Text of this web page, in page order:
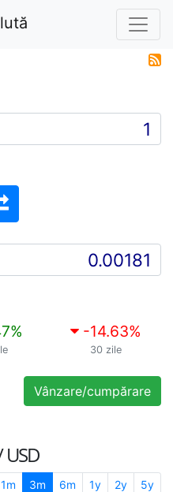
% -14.63%
30 zile
Vânzare/cumpărare
USD
1m 3m 6m 1y 2y 5y